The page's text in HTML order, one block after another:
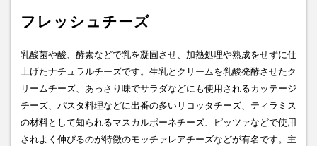
フレッシュチーズ
乳酸菌や酸、酵素などで乳を凝固させ、加熱処理や熟成をせずに仕
上げたナチュラルチーズです。生乳とクリームを乳酸発酵させたク
リームチーズ、あっさり味でサラダなどにも使用されるカッテージ
チーズ、パスタ料理などに出番の多いリコッタチーズ、ティラミス
の材料として知られるマスカルポーネチーズ、ピッツァなどで使用
されよく伸びるのが特徴のモッチァレアチーズなどが有名です。主